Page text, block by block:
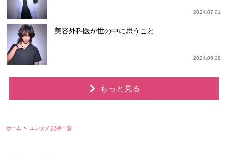
2024.07.01
美容外科医が世の中に思うこと
2024.06.28
もっと見る
ホーム エンタメ 記事一覧